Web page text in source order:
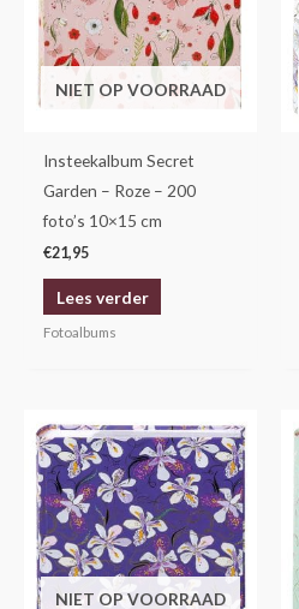
NIET OP VOORRAAD
Insteekalbum Secret
Garden – Roze – 200
foto’s 10×15 cm
€21,95
Lees verder
Fotoalbums
NIET OP VOORRAAD